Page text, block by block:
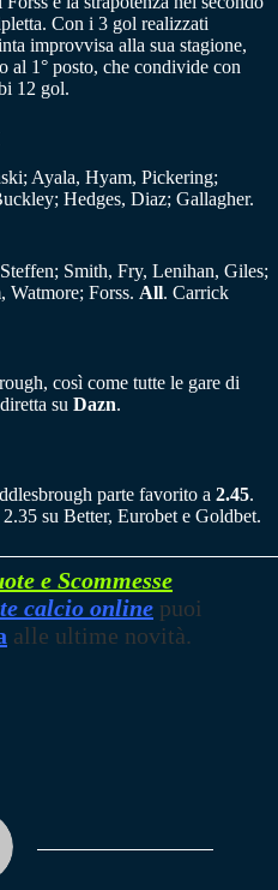
Con i 3 gol realizzati
improvvisa alla sua stagione,
al 1° posto, che condivide con
12 gol.
Ayala, Hyam, Pickering;
Hedges, Diaz; Gallagher.
Smith, Fry, Lenihan, Giles;
Watmore; Forss. All. Carrick
così come tutte le gare di
su Dazn.
parte favorito a 2.45.
su Better, Eurobet e Goldbet.
e Scommesse
calcio online puoi
alle ultime novità.